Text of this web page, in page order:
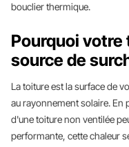
bouclier thermique.
Pourquoi
source de
La toiture est la surface de
au rayonnement solaire. En
d'une toiture non ventilée
performante, cette chaleur